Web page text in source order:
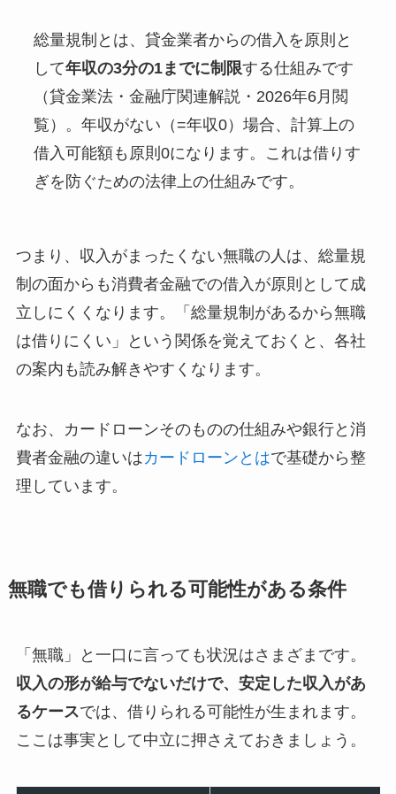
総量規制とは、貸金業者からの借入を原則と
して年収の3分の1までに制限する仕組みです
（貸金業法・金融庁関連解説・2026年6月閲
覧）。年収がない（=年収0）場合、計算上の
借入可能額も原則0になります。これは借りす
ぎを防ぐための法律上の仕組みです。
つまり、収入がまったくない無職の人は、総量規
制の面からも消費者金融での借入が原則として成
立しにくくなります。「総量規制があるから無職
は借りにくい」という関係を覚えておくと、各社
の案内も読み解きやすくなります。
なお、カードローンそのものの仕組みや銀行と消
費者金融の違いはカードローンとはで基礎から整
理しています。
無職でも借りられる可能性がある条件
「無職」と一口に言っても状況はさまざまです。
収入の形が給与でないだけで、安定した収入があ
るケースでは、借りられる可能性が生まれます。
ここは事実として中立に押さえておきましょう。